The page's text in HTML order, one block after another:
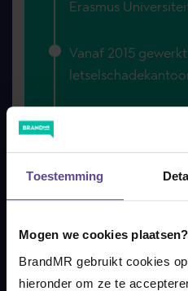
Toestemming
Mogen we cookies plaatsen?
BrandMR gebruikt cookies
hieronder om ze te
Erasmus
Vanaf 2015
In 2020 begonnen
REST VAN HET